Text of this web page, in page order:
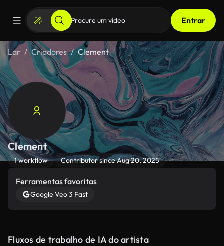
Entrar
Lar Criadores Clement
Clement
1 workflow Contributor since Aug 20, 2025
Ferramentas favoritas
Google Veo 3 Fast
Fluxos de trabalho de IA do artista